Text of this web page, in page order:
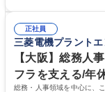
幅広く経験を積みたい意欲が
務・人事】未経験歓迎/
指す
のご経験 ■労務管理（
■衛生管理者の資格をお持ちの方 学歴・資格 学歴：
専修学校 高校 語学力
正社員
三菱電機プラント
【大阪】総務人
フラを支える/年
総務・人事領域を中心に、